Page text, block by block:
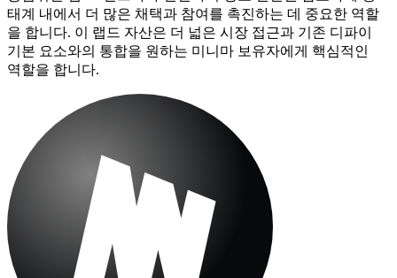
태계 내에서 더 많은 채택과 참여를 촉진하는 데 중요한 역할
을 합니다. 이 랩드 자산은 더 넓은 시장 접근과 기존 디파이
기본 요소와의 통합을 원하는 미니마 보유자에게 핵심적인
역할을 합니다.